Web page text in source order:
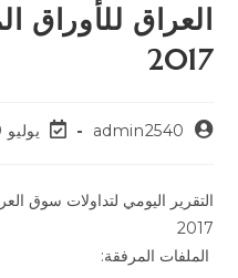
2017
admin2540 يوليو 9, 2017
2017
الملفات المرفقة: